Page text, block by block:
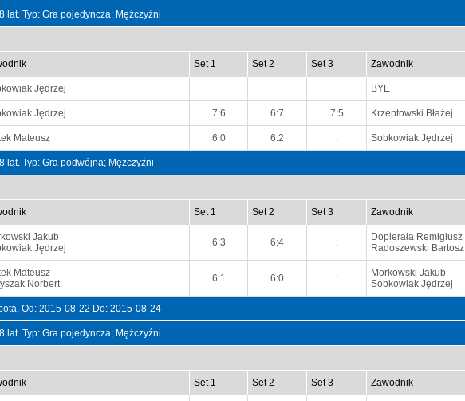
lat. Typ: Gra pojedyncza; Mężczyźni
Set 1 Set 2 Set 3 Zawodnik
Jędrzej BYE
Jędrzej 7:6 6:7 7:5 Krzeptowski Błażej
Mateusz 6:0 6:2 : Sobkowiak Jędrzej
lat. Typ: Gra podwójna; Mężczyźni
Set 1 Set 2 Set 3 Zawodnik
Jakub
Jędrzej
6:3 6:4 :
Dopierała Remigiusz
Radoszewski Bartosz
Mateusz
Norbert
6:1 6:0 :
Morkowski Jakub
Sobkowiak Jędrzej
Od: 2015-08-22 Do: 2015-08-24
lat. Typ: Gra pojedyncza; Mężczyźni
Set 1 Set 2 Set 3 Zawodnik